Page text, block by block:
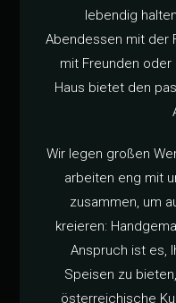
lebendig
Abendessen mit der
mit Freunden
Haus bietet den
Wir legen großen
arbeiten eng mit
zusammen, um
kreieren:
Anspruch ist es,
Speisen zu
österreichische